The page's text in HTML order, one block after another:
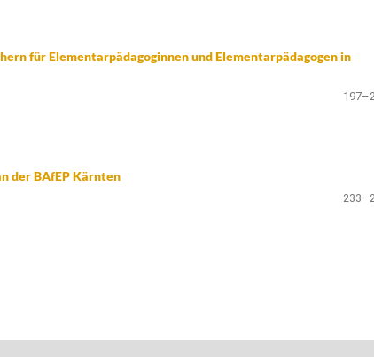
für Elementarpädagoginnen und Elementarpädagogen in
der BAfEP Kärnten